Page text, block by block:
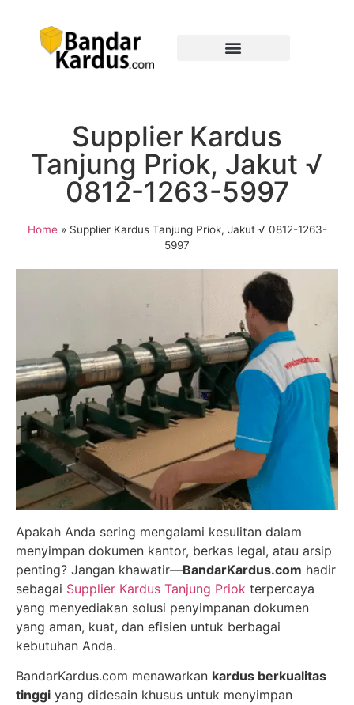
Supplier Kardus
Tanjung Priok, Jakut √
0812-1263-5997
Home» Supplier Kardus Tanjung Priok, Jakut √ 0812-1263-
5997
Apakah Anda sering mengalami kesulitan dalam
menyimpan dokumen kantor, berkas legal, atau arsip
penting? Jangan khawatir—BandarKardus.com hadir
sebagai Supplier Kardus Tanjung Priok terpercaya
yang menyediakan solusi penyimpanan dokumen
yang aman, kuat, dan efisien untuk berbagai
kebutuhan Anda.
BandarKardus.com menawarkan kardus berkualitas
tinggi yang didesain khusus untuk menyimpan